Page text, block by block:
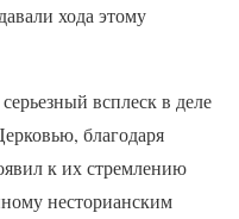
хода этому
всплеск в деле
благодаря
к их стремлению
несторианским